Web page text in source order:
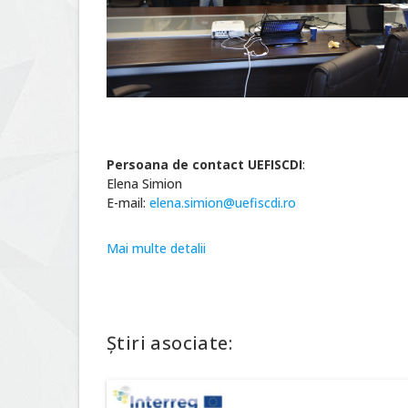
Persoana de contact UEFISCDI:
Elena Simion
E-mail: elena.simion@uefiscdi.ro
Mai multe detalii
Știri asociate: